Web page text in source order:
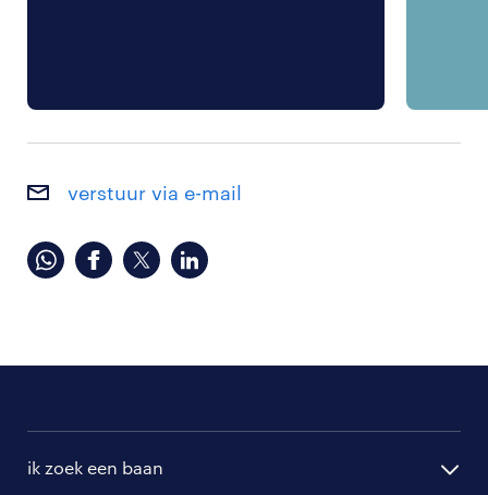
verstuur via e-mail
ik zoek een baan